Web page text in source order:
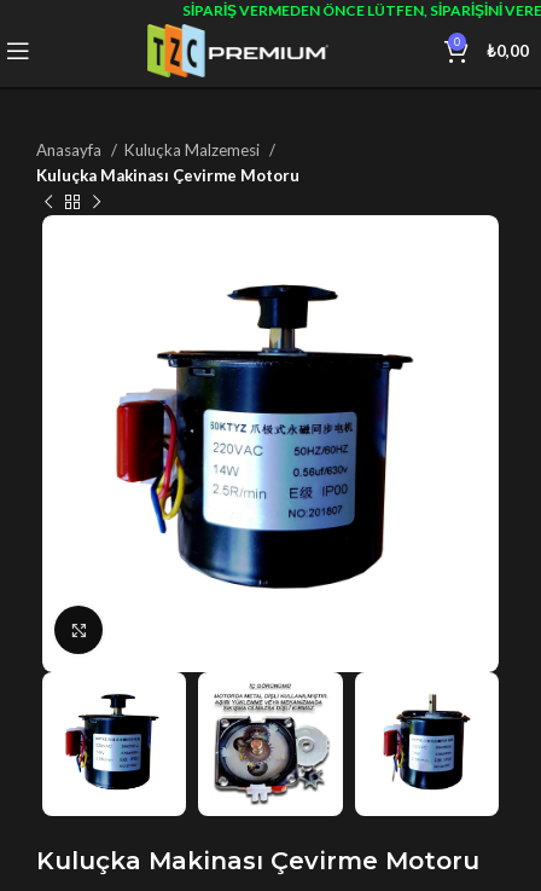
SIPARIŞ VERMEDEN ÖNCE LÜTFEN, SIPARIŞINI
0 ₺0,00
Anasayfa
Kuluçka Malzemesi
Kuluçka Makinası Çevirme Motoru
Kuluçka Makinası Çevirme Motoru